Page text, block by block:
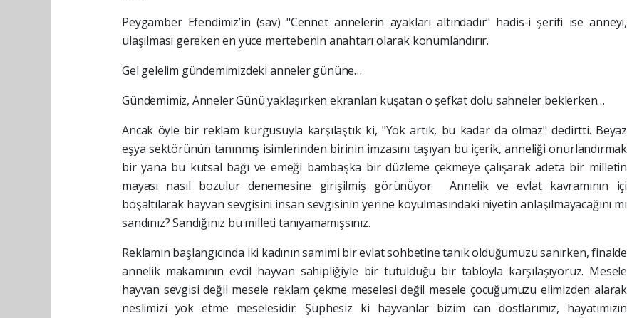
Peygamber Efendimiz’in (sav) "Cennet annelerin ayakları altındadır" hadis-i şerifi ise anneyi,
ulaşılması gereken en yüce mertebenin anahtarı olarak konumlandırır.
Gel gelelim gündemimizdeki anneler gününe…
Gündemimiz, Anneler Günü yaklaşırken ekranları kuşatan o şefkat dolu sahneler beklerken…
Ancak öyle bir reklam kurgusuyla karşılaştık ki, "Yok artık, bu kadar da olmaz" dedirtti. Beyaz
eşya sektörünün tanınmış isimlerinden birinin imzasını taşıyan bu içerik, anneliği onurlandırmak
bir yana bu kutsal bağı ve emeği bambaşka bir düzleme çekmeye çalışarak adeta bir milletin
mayası nasıl bozulur denemesine girişilmiş görünüyor. Annelik ve evlat kavramının içi
boşaltılarak hayvan sevgisini insan sevgisinin yerine koyulmasındaki niyetin anlaşılmayacağını mı
sandınız? Sandığınız bu milleti tanıyamamışsınız.
Reklamın başlangıcında iki kadının samimi bir evlat sohbetine tanık olduğumuzu sanırken, finalde
annelik makamının evcil hayvan sahipliğiyle bir tutulduğu bir tabloyla karşılaşıyoruz. Mesele
hayvan sevgisi değil mesele reklam çekme meselesi değil mesele çocuğumuzu elimizden alarak
neslimizi yok etme meselesidir. Şüphesiz ki hayvanlar bizim can dostlarımız, hayatımızın